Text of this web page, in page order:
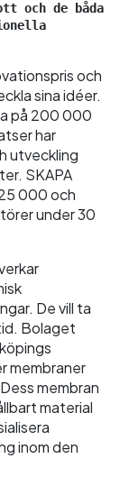
och de båda
och
sina idéer.
på 200 000
har
utveckling
SKAPA
000 och
under 30
De vill ta
Bolaget
membraner
membran
material
inom den